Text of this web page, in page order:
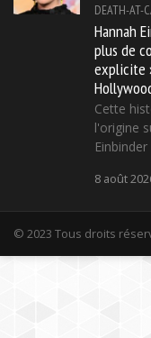
DEATH-AT-
Hannah
plus de
explicite
Cette
l'origine
Einbinder
8 août
© 2023 Tous droits